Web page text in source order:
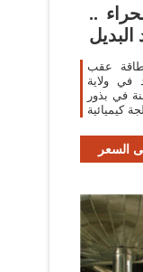
..
البديل
عقب
في ولاية
في بذور
كيميائية
السعر